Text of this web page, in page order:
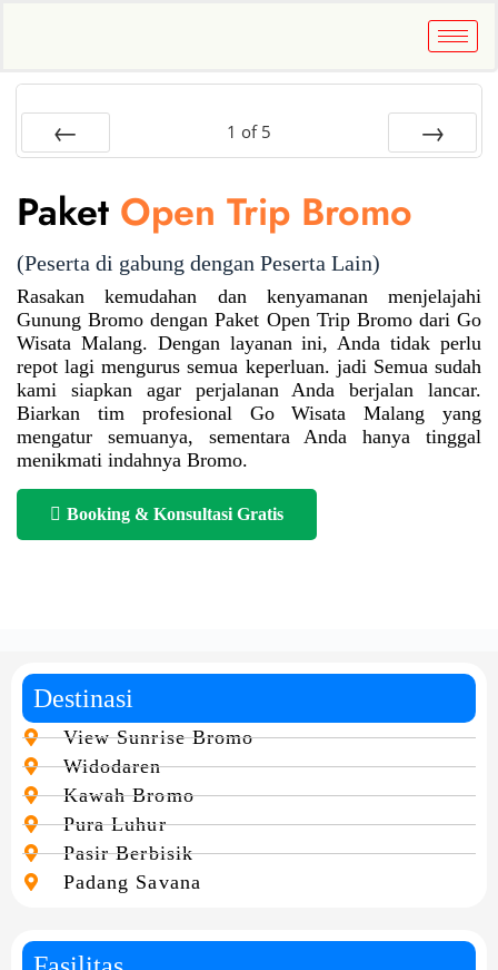
1 of 5
Paket Open Trip Bromo
(Peserta di gabung dengan Peserta Lain)
Rasakan kemudahan dan kenyamanan menjelajahi
Gunung Bromo dengan Paket Open Trip Bromo dari Go
Wisata Malang. Dengan layanan ini, Anda tidak perlu
repot lagi mengurus semua keperluan. jadi Semua sudah
kami siapkan agar perjalanan Anda berjalan lancar.
Biarkan tim profesional Go Wisata Malang yang
mengatur semuanya, sementara Anda hanya tinggal
menikmati indahnya Bromo.
Booking & Konsultasi Gratis
Destinasi
View Sunrise Bromo
Widodaren
Kawah Bromo
Pura Luhur
Pasir Berbisik
Padang Savana